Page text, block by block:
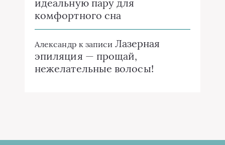
идеальную пару для
комфортного сна
Александр к записи Лазерная
эпиляция — прощай,
нежелательные волосы!